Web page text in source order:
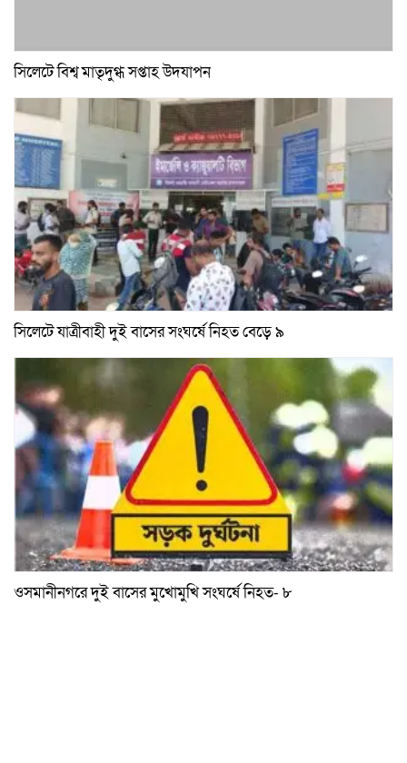
সিলেটে বিশ্ব মাতৃদুগ্ধ সপ্তাহ উদযাপন
সিলেটে যাত্রীবাহী দুই বাসের সংঘর্ষে নিহত বেড়ে ৯
ওসমানীনগরে দুই বাসের মুখোমুখি সংঘর্ষে নিহত- ৮